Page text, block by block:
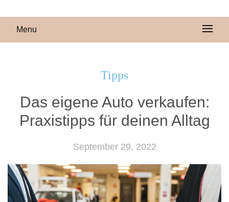
Menu
Tipps
Das eigene Auto verkaufen:
Praxistipps für deinen Alltag
September 29, 2022